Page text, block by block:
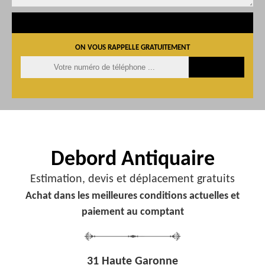
ON VOUS RAPPELLE GRATUITEMENT
Debord Antiquaire
Estimation, devis et déplacement gratuits
Achat dans les meilleures conditions actuelles et
paiement au comptant
31 Haute Garonne